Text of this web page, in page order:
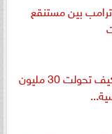
بين مستنقع
عبدالعزيز محسن يكتب: كيف تحولت 30 مليون